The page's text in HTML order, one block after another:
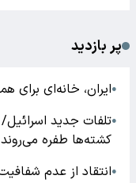
پر بازدید
●ایران، خانه‌ای برای
●تلفات جدید
کشته‌ها طفره می‌روند
●انتقاد از عدم